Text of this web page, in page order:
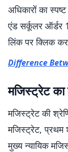
अधिकारों का
एंड सर्कूलर ऑर्डर
लिंक पर क्लिक
Difference
मजिस्ट्रेट का
मजिस्ट्रेट की
मजिस्ट्रेट, प्रथम
मुख्य न्यायिक